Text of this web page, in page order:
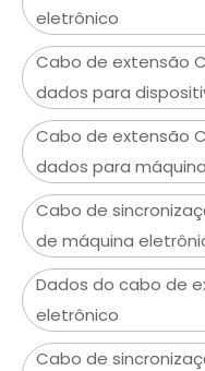
eletrônico
Cabo de extensão
dados para
Cabo de extensão
dados para
Cabo de
de máquina
Dados do cabo de
eletrônico
Cabo de